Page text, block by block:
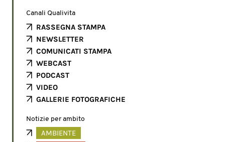
Canali Qualivita
RASSEGNA STAMPA
NEWSLETTER
COMUNICATI STAMPA
WEBCAST
PODCAST
VIDEO
GALLERIE FOTOGRAFICHE
Notizie per ambito
AMBIENTE